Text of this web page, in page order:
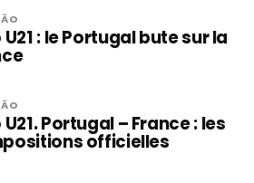
U21 : le Portugal bute sur la
U21. Portugal – France : les
officielles